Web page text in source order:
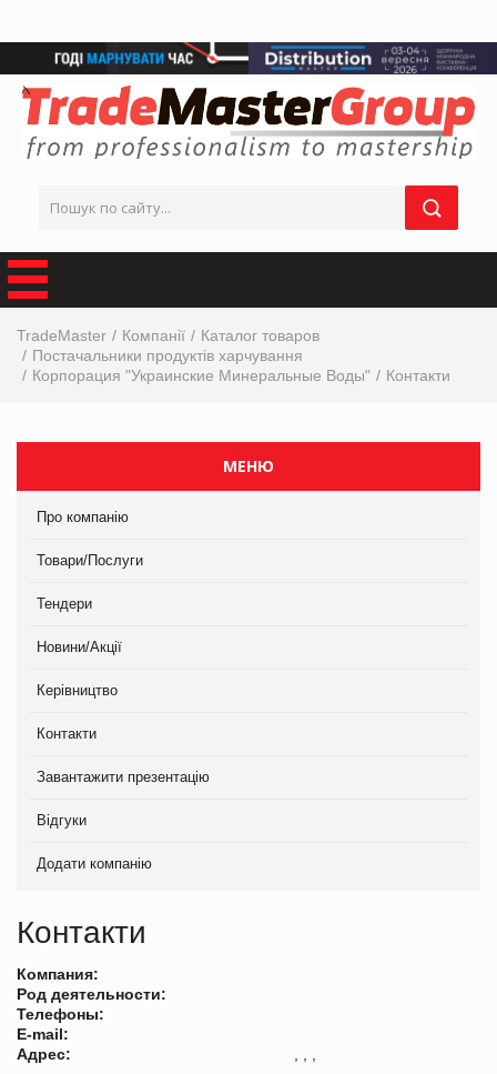
TradeMaster Компанії
Каталог товаров
Постачальники продуктів харчування
Корпорация "Украинские Минеральные Воды"
Контакти
МЕНЮ
Про компанію
Товари/Послуги
Тендери
Новини/Акції
Керівництво
Контакти
Завантажити презентацію
Відгуки
Додати компанію
Контакти
Компания:
Род деятельности:
Телефоны:
E-mail:
Адрес: